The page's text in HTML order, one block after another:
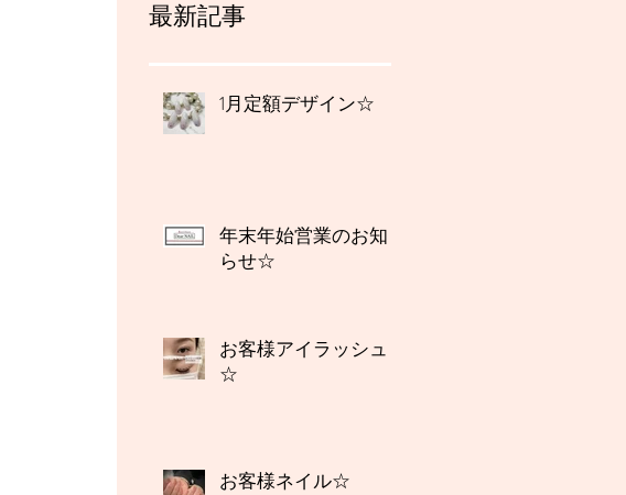
最新記事
1月定額デザイン☆
年末年始営業のお知
らせ☆
お客様アイラッシュ
☆
お客様ネイル☆